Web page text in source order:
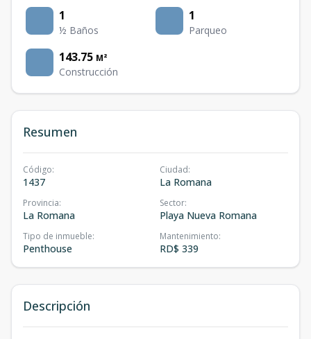
1
½ Baños
1
Parqueo
143.75 M²
Construcción
Resumen
Código:
1437
Ciudad:
La Romana
Provincia:
La Romana
Sector:
Playa Nueva Romana
Tipo de inmueble:
Penthouse
Mantenimiento:
RD$ 339
Descripción